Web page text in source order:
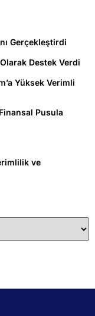
Gerçekleştirdi
Destek Verdi
Yüksek Verimli
Pusula
ve